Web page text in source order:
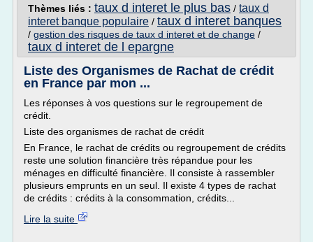
Thèmes liés : taux d interet le plus bas / taux d
interet banque populaire / taux d interet banques
/ gestion des risques de taux d interet et de change /
taux d interet de l epargne
Liste des Organismes de Rachat de crédit
en France par mon ...
Les réponses à vos questions sur le regroupement de
crédit.
Liste des organismes de rachat de crédit
En France, le rachat de crédits ou regroupement de crédits
reste une solution financière très répandue pour les
ménages en difficulté financière. Il consiste à rassembler
plusieurs emprunts en un seul. Il existe 4 types de rachat
de crédits : crédits à la consommation, crédits...
Lire la suite